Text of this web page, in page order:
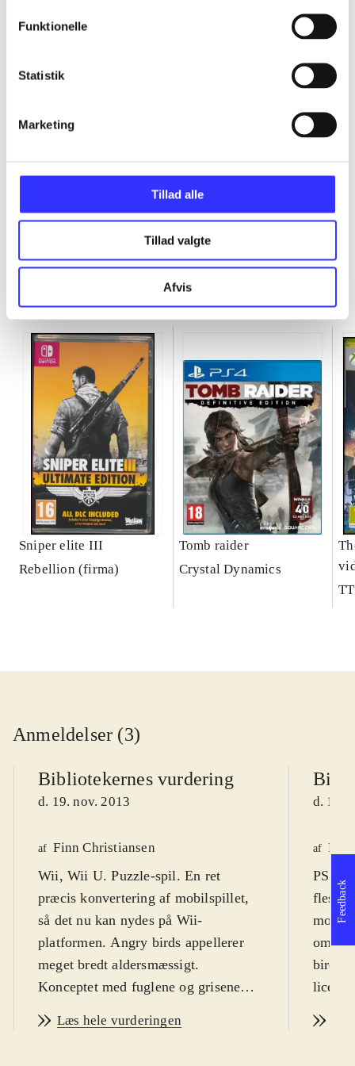
Funktionelle
Statistik
Marketing
Tillad alle
Tillad valgte
Afvis
...
...
...
...
Sniper elite III
Rebellion (firma)
Tomb raider
Crystal Dynamics
Anmeldelser (3)
Bibliotekernes vurdering
d. 19. nov. 2013
af Finn Christiansen
Wii, Wii U. Puzzle-spil. En ret
præcis konvertering af mobilspillet,
så det nu kan nydes på Wii-
platformen. Angry birds appellerer
meget bredt aldersmæssigt.
Konceptet med fuglene og grisene
hysterisk populært og
Læs hele vurderingen
d. 19.
af
PS3,
fleste,
om
birds.
Spillet
Feedback